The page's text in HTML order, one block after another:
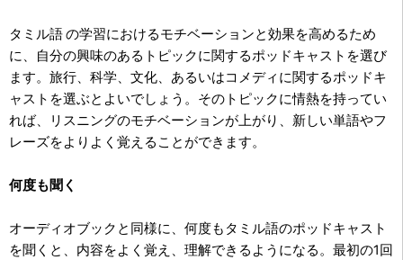
タミル語 の学習におけるモチベーションと効果を高めるため
に、自分の興味のあるトピックに関するポッドキャストを選び
ます。旅行、科学、文化、あるいはコメディに関するポッドキ
ャストを選ぶとよいでしょう。そのトピックに情熱を持ってい
れば、リスニングのモチベーションが上がり、新しい単語やフ
レーズをよりよく覚えることができます。
何度も聞く
オーディオブックと同様に、何度もタミル語のポッドキャスト
を聞くと、内容をよく覚え、理解できるようになる。最初の1回